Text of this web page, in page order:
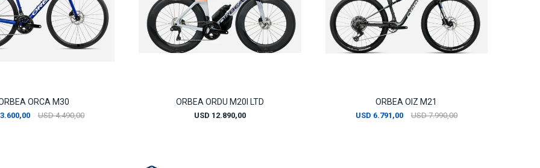
ORCA M30
3.600,00 USD 4.490,00
ORBEA ORDU M20I LTD
USD 12.890,00
ORBEA OIZ M21
USD 6.791,00 USD 7.990,00